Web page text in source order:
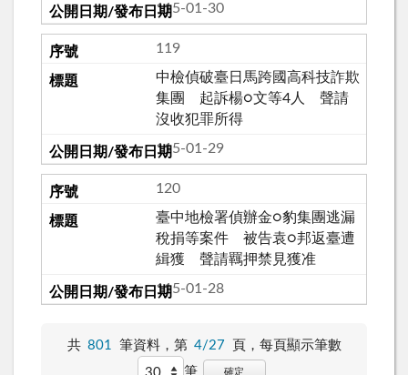
115-01-30
119
中檢偵破臺日馬跨國高科技詐欺
集團 起訴楊○文等4人 聲請
沒收犯罪所得
115-01-29
120
臺中地檢署偵辦金○豹集團逃漏
稅捐等案件 被告袁○邦返臺遭
緝獲 聲請羈押禁見獲准
115-01-28
共 801 筆資料，第 4/27 頁， 每頁顯示筆數
筆
確定